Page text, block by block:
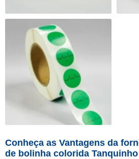
Conheça as Vantagens da
de bolinha colorida Tanquinho